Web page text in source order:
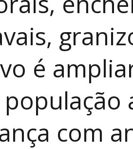
é
com